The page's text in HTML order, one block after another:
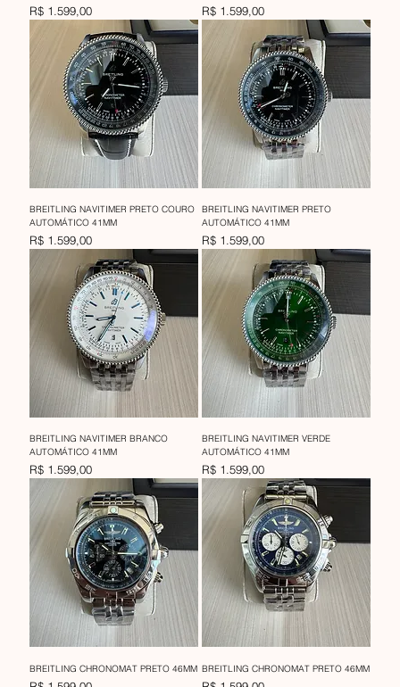
Preço
R$ 1.599,00 Preço
R$ 1.599,00
BREITLING NAVITIMER PRETO COURO
AUTOMÁTICO 41MM
Preço
R$ 1.599,00
BREITLING NAVITIMER PRETO
AUTOMÁTICO 41MM
Preço
R$ 1.599,00
BREITLING NAVITIMER BRANCO
AUTOMÁTICO 41MM
Preço
R$ 1.599,00
BREITLING NAVITIMER VERDE
AUTOMÁTICO 41MM
Preço
R$ 1.599,00
BREITLING CHRONOMAT PRETO 46MM BREITLING CHRONOMAT PRETO 46MM